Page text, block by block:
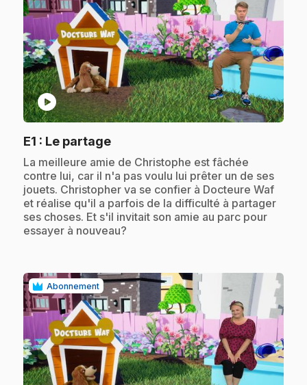
play_circle
E1 : Le partage.
.La meilleure amie de Christophe est fâchée
contre lui, car il n'a pas voulu lui prêter un de ses
jouets. Christopher va se confier à Docteure Waf
et réalise qu'il a parfois de la difficulté à partager
ses choses. Et s'il invitait son amie au parc pour
essayer à nouveau?
Abonnement